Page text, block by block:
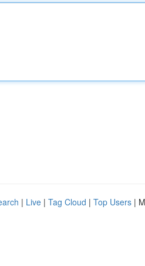
| Live | Tag Cloud | Top Users |